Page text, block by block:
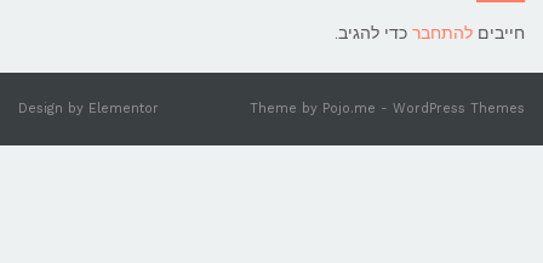
חייבים להתחבר כדי להגיב.
Theme by Pojo.me - WordPress Themes
Design by Elementor